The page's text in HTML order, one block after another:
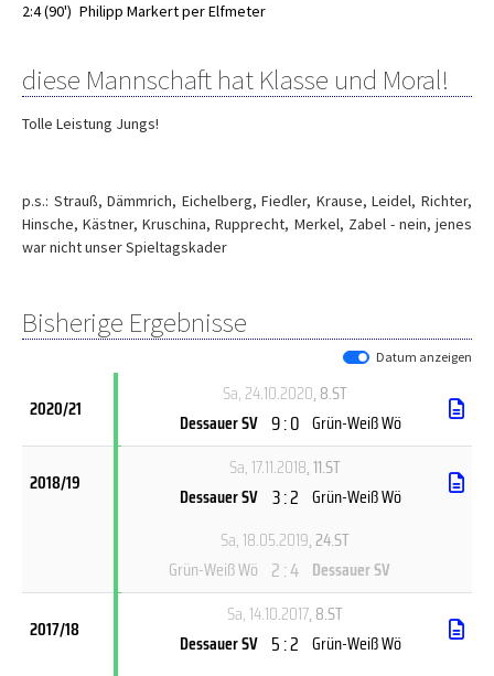
2:4 (90') Philipp Markert per Elfmeter
diese Mannschaft hat Klasse und Moral!
Tolle Leistung Jungs!
p.s.: Strauß, Dämmrich, Eichelberg, Fiedler, Krause, Leidel, Richter,
Hinsche, Kästner, Kruschina, Rupprecht, Merkel, Zabel - nein, jenes
war nicht unser Spieltagskader
Bisherige Ergebnisse
Datum anzeigen
2020/21
Sa, 24.10.2020, 8.ST
Dessauer SV 9 : 0 Grün-Weiß Wö
2018/19
Sa, 17.11.2018, 11.ST
Dessauer SV 3 : 2 Grün-Weiß Wö
Sa, 18.05.2019, 24.ST
Grün-Weiß Wö 2 : 4 Dessauer SV
2017/18
Sa, 14.10.2017, 8.ST
Dessauer SV 5 : 2 Grün-Weiß Wö